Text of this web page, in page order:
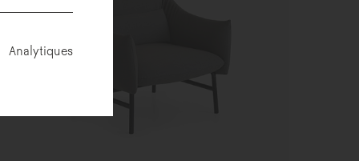
Analytiques